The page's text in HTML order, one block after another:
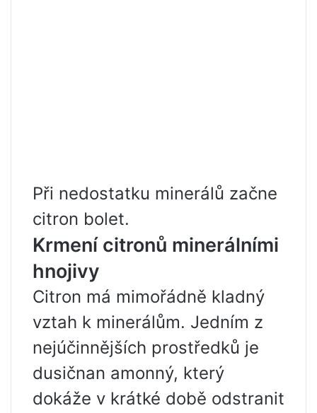
Při nedostatku minerálů začne
citron bolet.
Krmení citronů minerálními
hnojivy
Citron má mimořádně kladný
vztah k minerálům. Jedním z
nejúčinnějších prostředků je
dusičnan amonný, který
dokáže v krátké době odstranit